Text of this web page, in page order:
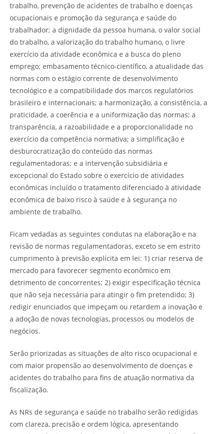
trabalho, prevenção de acidentes de trabalho e doenças
ocupacionais e promoção da segurança e saúde do
trabalhador; a dignidade da pessoa humana, o valor social
do trabalho, a valorização do trabalho humano, o livre
exercício da atividade econômica e a busca do pleno
emprego; embasamento técnico-científico, a atualidade das
normas com o estágio corrente de desenvolvimento
tecnológico e a compatibilidade dos marcos regulatórios
brasileiro e internacionais; a harmonização, a consistência, a
praticidade, a coerência e a uniformização das normas; a
transparência, a razoabilidade e a proporcionalidade no
exercício da competência normativa; a simplificação e
desburocratização do conteúdo das normas
regulamentadoras; e a intervenção subsidiária e
excepcional do Estado sobre o exercício de atividades
econômicas incluído o tratamento diferenciado à atividade
econômica de baixo risco à saúde e à segurança no
ambiente de trabalho.
Ficam vedadas as seguintes condutas na elaboração e na
revisão de normas regulamentadoras, exceto se em estrito
cumprimento à previsão explícita em lei: 1) criar reserva de
mercado para favorecer segmento econômico em
detrimento de concorrentes; 2) exigir especificação técnica
que não seja necessária para atingir o fim pretendido; 3)
redigir enunciados que impeçam ou retardem a inovação e
a adoção de novas tecnologias, processos ou modelos de
negócios.
Serão priorizadas as situações de alto risco ocupacional e
com maior propensão ao desenvolvimento de doenças e
acidentes do trabalho para fins de atuação normativa da
fiscalização.
As NRs de segurança e saúde no trabalho serão redigidas
com clareza, precisão e ordem lógica, apresentando